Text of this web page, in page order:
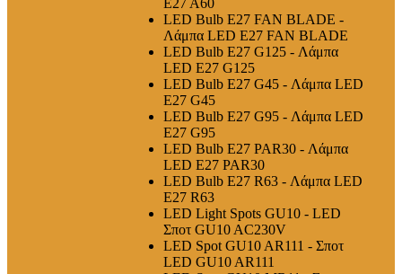
E27 A60
LED Bulb E27 FAN BLADE -
Λάμπα LED E27 FAN BLADE
LED Bulb E27 G125 - Λάμπα
LED E27 G125
LED Bulb E27 G45 - Λάμπα LED
E27 G45
LED Bulb E27 G95 - Λάμπα LED
E27 G95
LED Bulb E27 PAR30 - Λάμπα
LED E27 PAR30
LED Bulb E27 R63 - Λάμπα LED
E27 R63
LED Light Spots GU10 - LED
Σποτ GU10 AC230V
LED Spot GU10 AR111 - Σποτ
LED GU10 AR111